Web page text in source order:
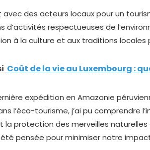
avec des acteurs locaux pour un
d’activités respectueuses de
à la culture et aux traditions
Coût de la vie au Luxembourg :
expédition en Amazonie
l’éco-tourisme, j’ai pu comprendre
la protection des merveilles
pensée pour minimiser notre